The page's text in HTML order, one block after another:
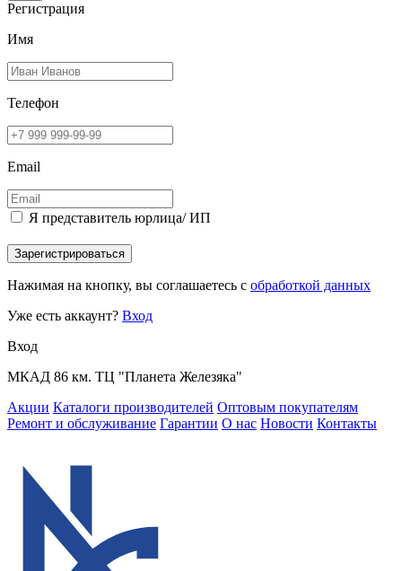
Регистрация
Имя
Телефон
Email
Я представитель юрлица/ ИП
Зарегистрироваться
Нажимая на кнопку, вы соглашаетесь с обработкой данных
Уже есть аккаунт? Вход
Вход
МКАД 86 км. ТЦ "Планета Железяка"
Акции Каталоги производителей Оптовым покупателям
Ремонт и обслуживание Гарантии О нас Новости Контакты